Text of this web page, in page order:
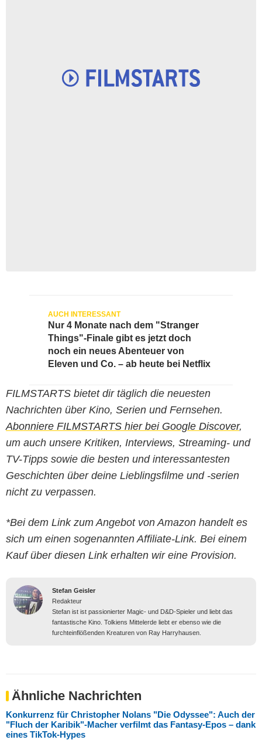
Nur 4 Monate nach dem "Stranger
Things"-Finale gibt es jetzt doch
noch ein neues Abenteuer von
Eleven und Co. – ab heute bei Netflix
FILMSTARTS bietet dir täglich die neuesten
Nachrichten über Kino, Serien und Fernsehen.
Abonniere FILMSTARTS hier bei Google Discover,
um auch unsere Kritiken, Interviews, Streaming- und
TV-Tipps sowie die besten und interessantesten
Geschichten über deine Lieblingsfilme und -serien
nicht zu verpassen.
*Bei dem Link zum Angebot von Amazon handelt es
sich um einen sogenannten Affiliate-Link. Bei einem
Kauf über diesen Link erhalten wir eine Provision.
Stefan Geisler
Redakteur
Stefan ist ist passionierter Magic- und D&D-Spieler und liebt das
fantastische Kino. Tolkiens Mittelerde liebt er ebenso wie die
furchteinflößenden Kreaturen von Ray Harryhausen.
Ähnliche Nachrichten
Konkurrenz für Christopher Nolans "Die Odyssee": Auch der
"Fluch der Karibik"-Macher verfilmt das Fantasy-Epos – dank
eines TikTok-Hypes